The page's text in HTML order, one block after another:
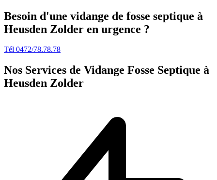
Besoin d'une vidange de fosse septique à
Heusden Zolder en urgence ?
Tél 0472/78.78.78
Nos Services de Vidange Fosse Septique à
Heusden Zolder